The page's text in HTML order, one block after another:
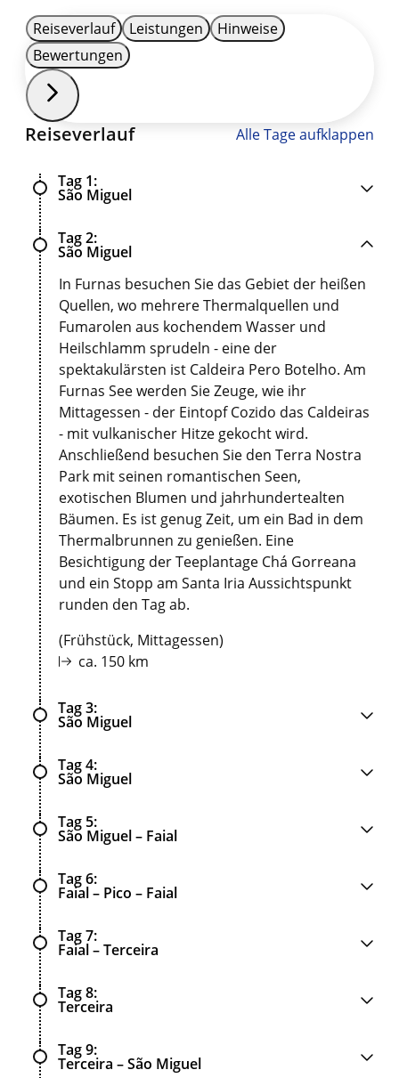
Reiseverlauf Leistungen
Hinweise
Bewertungen
Reiseverlauf Alle Tage aufklappen
Tag 1
São Miguel
Tag 2
São Miguel
In Furnas besuchen Sie das Gebiet der heißen
Quellen, wo mehrere Thermalquellen und
Fumarolen aus kochendem Wasser und
Heilschlamm sprudeln - eine der
spektakulärsten ist Caldeira Pero Botelho. Am
Furnas See werden Sie Zeuge, wie ihr
Mittagessen - der Eintopf Cozido das Caldeiras
- mit vulkanischer Hitze gekocht wird.
Anschließend besuchen Sie den Terra Nostra
Park mit seinen romantischen Seen,
exotischen Blumen und jahrhundertealten
Bäumen. Es ist genug Zeit, um ein Bad in dem
Thermalbrunnen zu genießen. Eine
Besichtigung der Teeplantage Chá Gorreana
und ein Stopp am Santa Iria Aussichtspunkt
runden den Tag ab.
(Frühstück, Mittagessen)
ca. 150 km
Tag 3
São Miguel
Tag 4
São Miguel
Tag 5
São Miguel – Faial
Tag 6
Faial – Pico – Faial
Tag 7
Faial – Terceira
Tag 8
Terceira
Tag 9
Terceira – São Miguel